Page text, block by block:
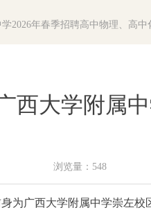
西大学附属
为广西大学附属中学崇左
浏览量： 548
2026年春季招聘高中物理、高